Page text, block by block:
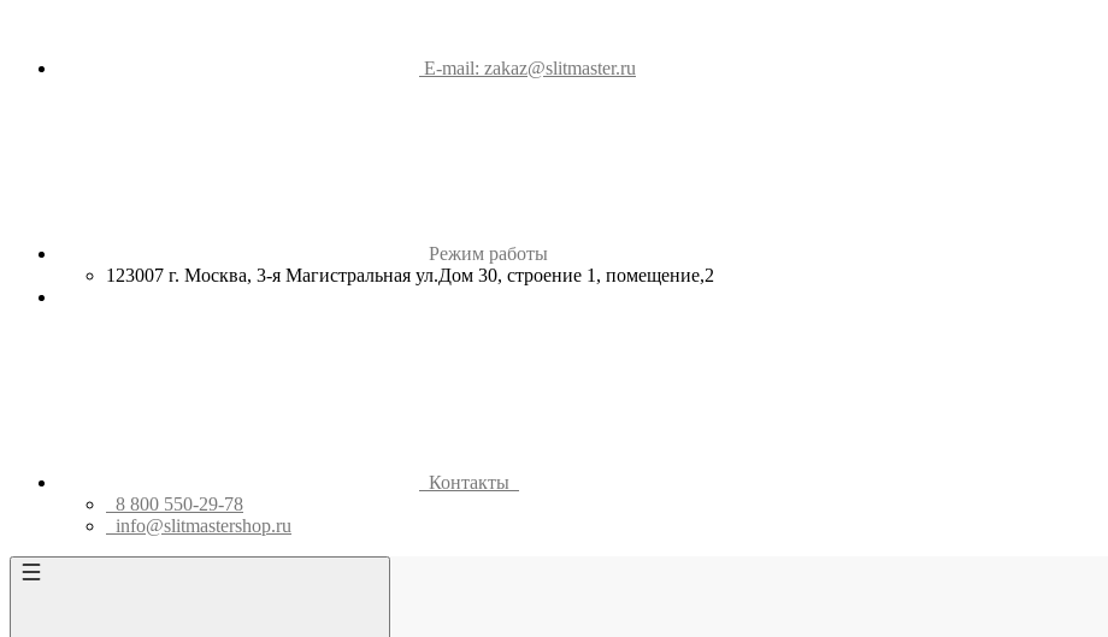
E-mail: zakaz@slitmaster.ru
Режим работы
123007 г. Москва, 3-я Магистральная ул.Дом 30, строение 1, помещение,2
Контакты
8 800 550-29-78
info@slitmastershop.ru